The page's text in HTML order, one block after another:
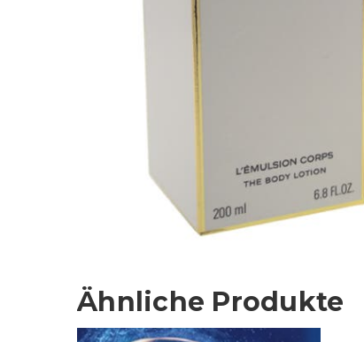
Ähnliche Produkte